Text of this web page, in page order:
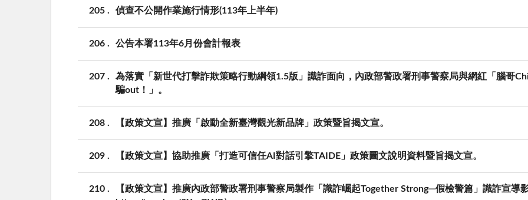
205 偵查不公開作業施行情形(113年上半年)
206 公告本署113年6月份會計報表
207
為落實「新世代打擊詐欺策略行動綱領1.5版」識詐面向，內政部警政署刑事警察局與網紅「腦哥
騙out！」。
208 【政策文宣】推廣「啟動全新臺灣觀光新品牌」政策暨旨揭文宣。
209 【政策文宣】協助推廣「打造可信任AI對話引擎TAIDE」政策圖文說明資料暨旨揭文宣。
210
【政策文宣】推廣內政部警政署刑事警察局製作「識詐崛起Together Strong─假檢警篇」識詐宣導